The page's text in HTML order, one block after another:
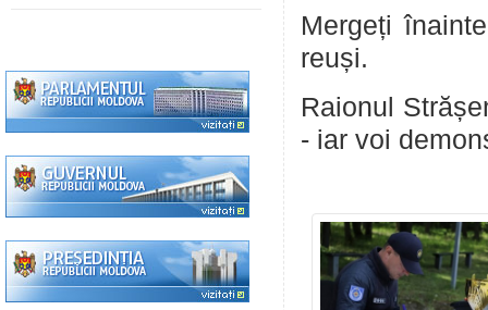
Mergeți
reuși.
Raionul
- iar voi